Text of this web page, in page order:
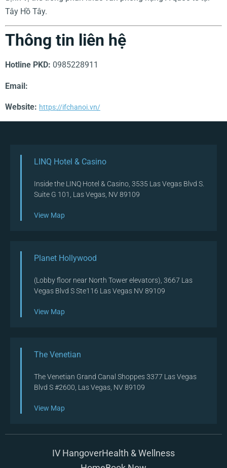
Tây Hồ Tây.
Thông tin liên hệ
Hotline PKD: 0985228911
Email:
Website: https://ifchanoi.vn/
LINQ Hotel & Casino
Inside the LINQ Hotel & Casino, 3535 Las Vegas Blvd S.
Suite G 101, Las Vegas, NV 89109
View Map
Planet Hollywood
(Lobby floor near North Tower elevators), 3667 Las
Vegas Blvd S Ste116 Las Vegas NV 89109
View Map
The Venetian
The Venetian Grand Canal Shoppes 3377 Las Vegas
Blvd S #2600, Las Vegas, NV 89109
View Map
IV HangoverHealth & Wellness